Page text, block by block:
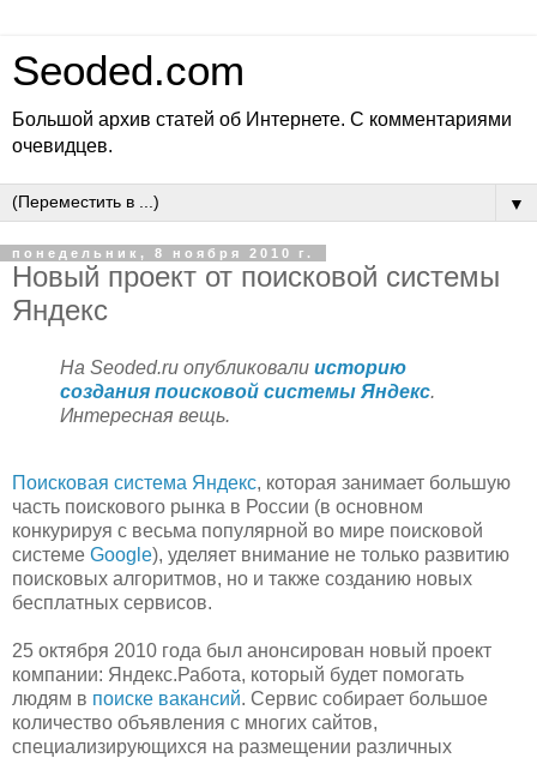
Seoded.com
Большой архив статей об Интернете. С комментариями
очевидцев.
▼
понедельник, 8 ноября 2010 г.
Новый проект от поисковой системы
Яндекс
На Seoded.ru опубликовали историю
создания поисковой системы Яндекс.
Интересная вещь.
Поисковая система Яндекс, которая занимает большую
часть поискового рынка в России (в основном
конкурируя с весьма популярной во мире поисковой
системе Google), уделяет внимание не только развитию
поисковых алгоритмов, но и также созданию новых
бесплатных сервисов.
25 октября 2010 года был анонсирован новый проект
компании: Яндекс.Работа, который будет помогать
людям в поиске вакансий. Сервис собирает большое
количество объявления с многих сайтов,
специализирующихся на размещении различных